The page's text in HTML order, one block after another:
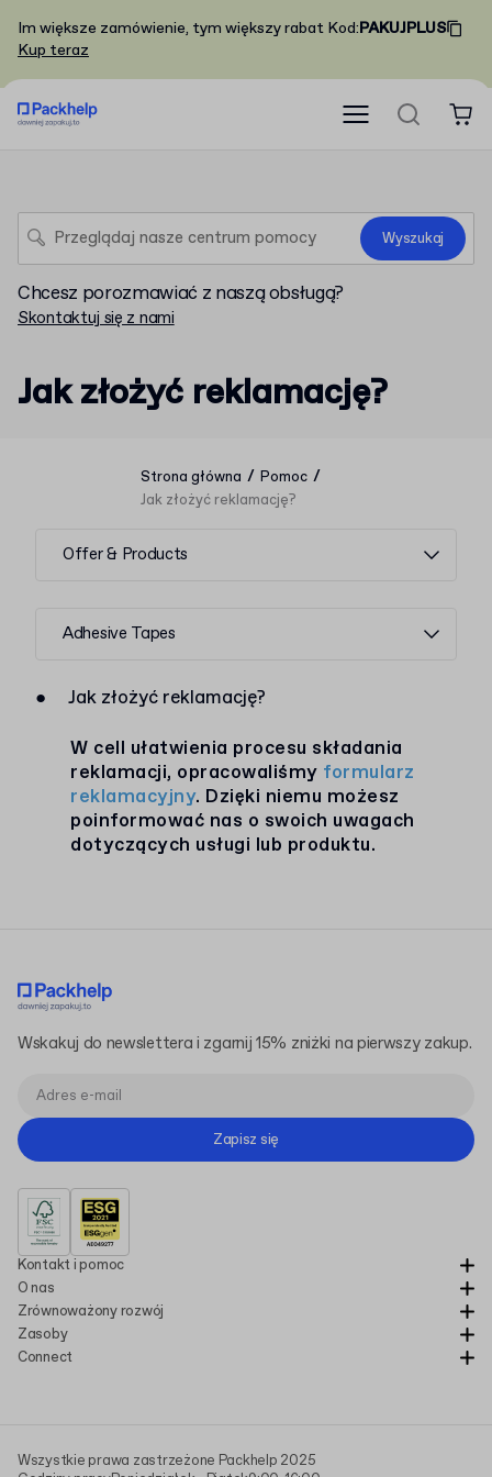
Im większe zamówienie, tym większy rabat Kod:PAKUJPLUS
Kup teraz
Wyszukaj
Chcesz porozmawiać z naszą obsługą?
Skontaktuj się z nami
Jak złożyć reklamację?
Strona główna / Pomoc /
Jak złożyć reklamację?
Offer & Products
Adhesive Tapes
●
Jak złożyć reklamację?
W cell ułatwienia procesu składania
reklamacji, opracowaliśmy formularz
reklamacyjny. Dzięki niemu możesz
poinformować nas o swoich uwagach
dotyczących usługi lub produktu.
Kontakt i pomoc
O nas
Zrównoważony rozwój
Zasoby
Connect
Wskakuj do newslettera i zgarnij 15% zniżki na pierwszy zakup.
Zapisz się
Wszystkie prawa zastrzeżone Packhelp 2025